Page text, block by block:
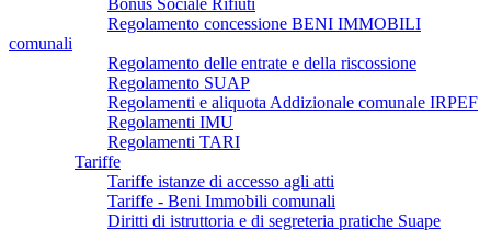
Regolamento concessione BENI IMMOBILI
comunali
Regolamento delle entrate e della riscossione
Regolamento SUAP
Regolamenti e aliquota Addizionale comunale IRPEF
Regolamenti IMU
Regolamenti TARI
Tariffe
Tariffe istanze di accesso agli atti
Tariffe - Beni Immobili comunali
Diritti di istruttoria e di segreteria pratiche Suape